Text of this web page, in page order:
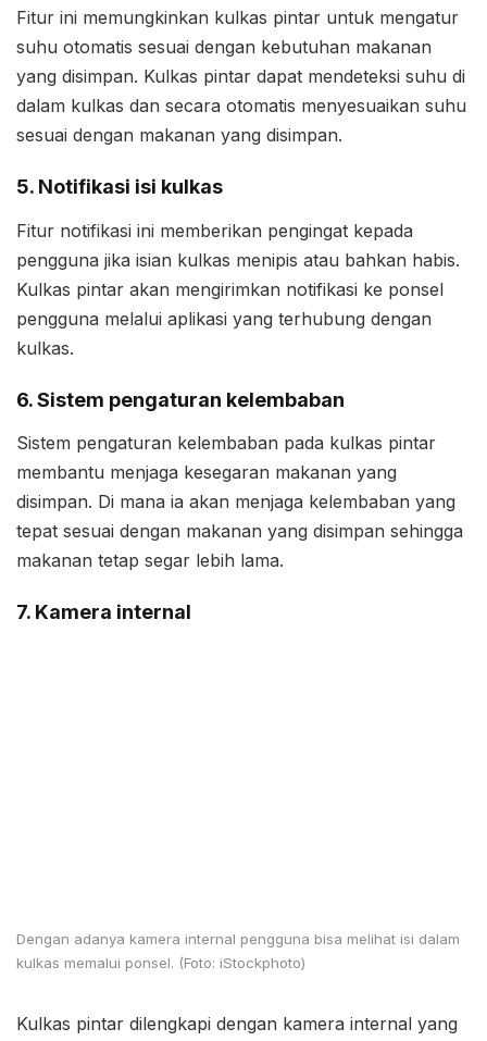
Fitur ini memungkinkan kulkas pintar untuk mengatur
suhu otomatis sesuai dengan kebutuhan makanan
yang disimpan. Kulkas pintar dapat mendeteksi suhu di
dalam kulkas dan secara otomatis menyesuaikan suhu
sesuai dengan makanan yang disimpan.
5. Notifikasi isi kulkas
Fitur notifikasi ini memberikan pengingat kepada
pengguna jika isian kulkas menipis atau bahkan habis.
Kulkas pintar akan mengirimkan notifikasi ke ponsel
pengguna melalui aplikasi yang terhubung dengan
kulkas.
6. Sistem pengaturan kelembaban
Sistem pengaturan kelembaban pada kulkas pintar
membantu menjaga kesegaran makanan yang
disimpan. Di mana ia akan menjaga kelembaban yang
tepat sesuai dengan makanan yang disimpan sehingga
makanan tetap segar lebih lama.
7. Kamera internal
Dengan adanya kamera internal pengguna bisa melihat isi dalam
kulkas memalui ponsel. (Foto: iStockphoto)
Kulkas pintar dilengkapi dengan kamera internal yang